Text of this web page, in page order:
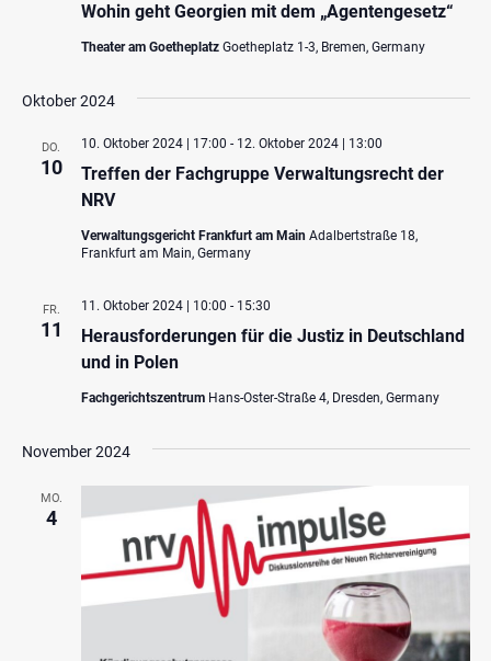
Wohin geht Georgien mit dem „Agentengesetz“
Theater am Goetheplatz Goetheplatz 1-3, Bremen, Germany
Oktober 2024
DO.
10
Treffen der Fachgruppe Verwaltungsrecht der
NRV
10. Oktober 2024 | 17:00 - 12. Oktober 2024 | 13:00
Verwaltungsgericht Frankfurt am Main Adalbertstraße 18,
Frankfurt am Main, Germany
FR.
11
Herausforderungen für die Justiz in Deutschland
und in Polen
11. Oktober 2024 | 10:00 - 15:30
Fachgerichtszentrum Hans-Oster-Straße 4, Dresden, Germany
November 2024
MO.
4